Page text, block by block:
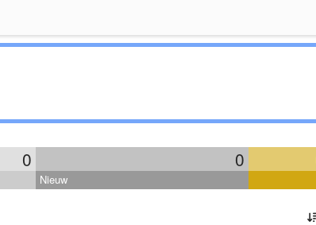
0 0
Nieuw